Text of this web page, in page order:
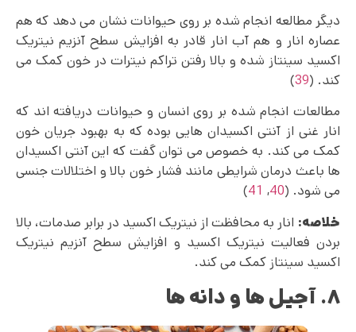
دیگر مطالعه انجام شده بر روی حیوانات نشان می دهد که هم
عصاره انار و هم آب انار قادر به افزایش سطح آنزیم نیتریک
اکسید سینتاز شده و بالا رفتن تراکم نیترات در خون کمک می
کند. (39
)
مطالعات انجام شده بر روی انسان و حیوانات دریافته اند که
انار غنی از آنتی اکسیدان هایی بوده که به بهبود جریان خون
کمک می کند. به خصوص می توان گفت که این آنتی اکسیدان
ها باعث درمان شرایطی مانند فشار خون بالا و اختلالات جنسی
می شود. (40
,
41
)
خلاصه: انار به محافظت از نیتریک اکسید در برابر صدمات، بالا
بردن فعالیت نیتریک اکسید و افزایش سطح آنزیم نیتریک
اکسید سینتاز کمک می کند.
۸. آجیل ها و دانه ها